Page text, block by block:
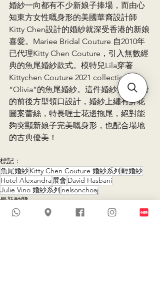
婚紗一向都有不少新娘子捧場，而由心
知東方女性嘅身形的美國華裔設計師
Kitty Chen設計的婚紗就深受香港的新娘
喜愛。Mariee Bridal Couture 自2010年
已代理Kitty Chen Couture，引入無數經
典的魚尾婚紗款式。模特兒Lila穿著
Kittychen Couture 2021 collection
“Olivia”的魚尾婚紗。這件婚紗擁有獨特
的前後方型領口設計，婚紗上繡有鮮花
圖案蕾絲，特長喱士花邊拖尾，絕對能
夠突顯新娘子完美嘅身形，也配合場地
的古典優美！
標記：
魚尾婚紗Kitty Chen Couture 婚紗系列輕婚紗
Hotel Alexandra展會 David Hasbani
Julie Vino 婚紗系列 nelsonchoaj
最新動態